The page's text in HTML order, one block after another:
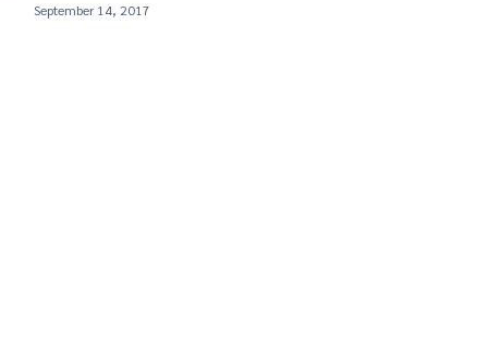
September 14, 2017